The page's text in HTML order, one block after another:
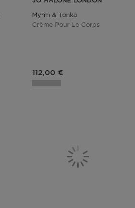
Myrrh & Tonka
Crème Pour Le Corps
112,00 €